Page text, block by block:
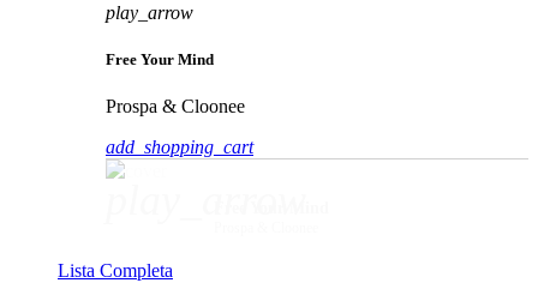
play_arrow
Free Your Mind
Prospa & Cloonee
add_shopping_cart
Lista Completa